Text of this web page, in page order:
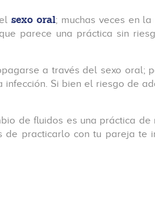
sexo oral; muchas veces en
parece una práctica sin
a través del sexo oral;
Si bien el riesgo de
de fluidos es una práctica
de practicarlo con tu pareja te